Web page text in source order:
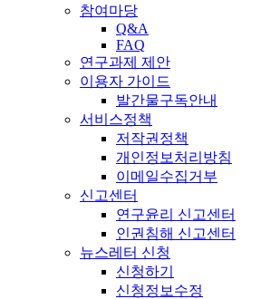
참여마당
Q&A
FAQ
연구과제 제안
이용자 가이드
발간물구독안내
서비스정책
저작권정책
개인정보처리방침
이메일수집거부
신고센터
연구윤리 신고센터
인권침해 신고센터
뉴스레터 신청
신청하기
신청정보수정